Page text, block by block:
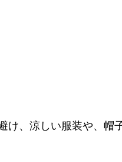
け、涼しい服装や、帽